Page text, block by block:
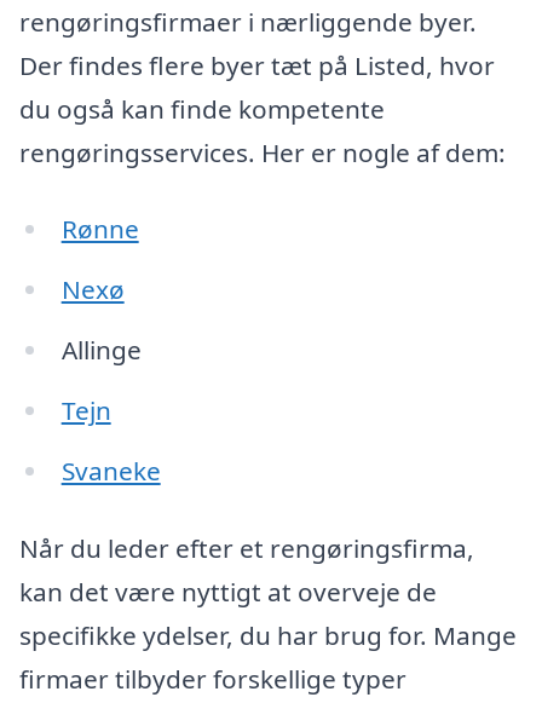
rengøringsfirmaer i nærliggende byer.
Der findes flere byer tæt på Listed, hvor
du også kan finde kompetente
rengøringsservices. Her er nogle af dem:
Rønne
Nexø
Allinge
Tejn
Svaneke
Når du leder efter et rengøringsfirma,
kan det være nyttigt at overveje de
specifikke ydelser, du har brug for. Mange
firmaer tilbyder forskellige typer